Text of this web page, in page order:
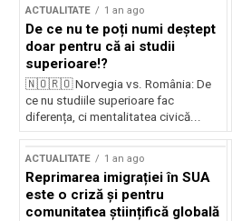
ACTUALITATE 1 an ago
De ce nu te poți numi deștept
doar pentru că ai studii
superioare!?
🇳🇴🇷🇴 Norvegia vs. România: De
ce nu studiile superioare fac
diferența, ci mentalitatea civică...
ACTUALITATE 1 an ago
Reprimarea imigrației în SUA
este o criză și pentru
comunitatea științifică globală